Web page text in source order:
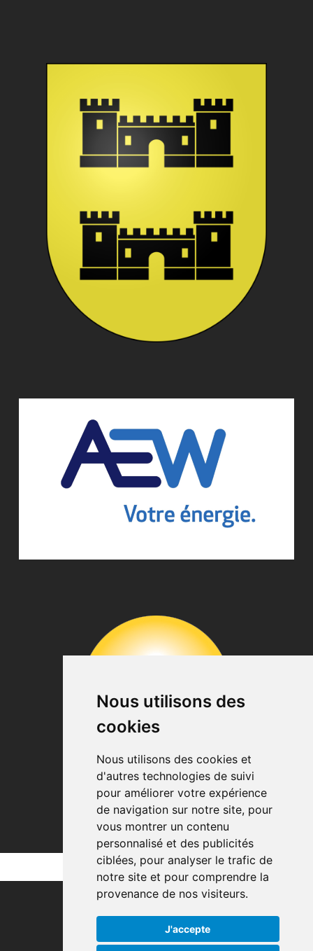
Nous utilisons des
cookies
Nous utilisons des cookies et
d'autres technologies de suivi
pour améliorer votre expérience
de navigation sur notre site, pour
vous montrer un contenu
personnalisé et des publicités
ciblées, pour analyser le trafic de
notre site et pour comprendre la
provenance de nos visiteurs.
J'accepte